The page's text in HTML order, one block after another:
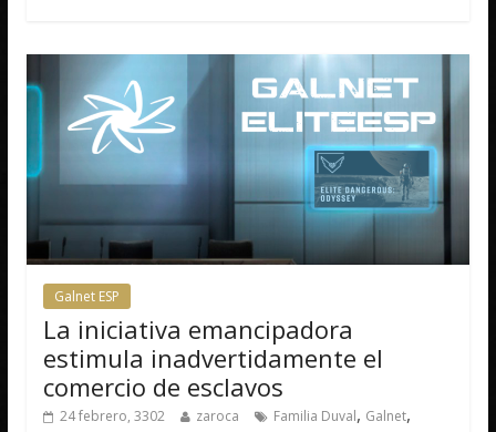
Galnet ESP
La iniciativa emancipadora
estimula inadvertidamente el
comercio de esclavos
24 febrero, 3302 zaroca Familia Duval, Galnet,